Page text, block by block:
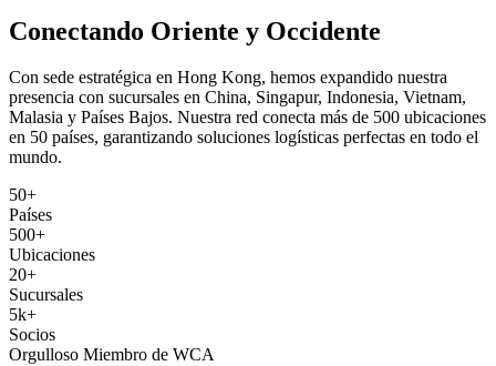
Conectando Oriente y Occidente
Con sede estratégica en Hong Kong, hemos expandido nuestra
presencia con sucursales en China, Singapur, Indonesia, Vietnam,
Malasia y Países Bajos. Nuestra red conecta más de 500 ubicaciones
en 50 países, garantizando soluciones logísticas perfectas en todo el
mundo.
50+
Países
500+
Ubicaciones
20+
Sucursales
5k+
Socios
Orgulloso Miembro de WCA